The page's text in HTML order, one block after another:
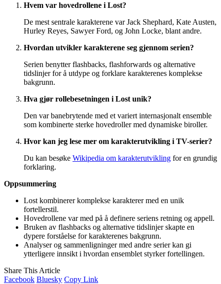
Hvem var hovedrollene i Lost?
De mest sentrale karakterene var Jack Shephard, Kate Austen,
Hurley Reyes, Sawyer Ford, og John Locke, blant andre.
Hvordan utvikler karakterene seg gjennom serien?
Serien benytter flashbacks, flashforwards og alternative
tidslinjer for å utdype og forklare karakterenes komplekse
bakgrunn.
Hva gjør rollebesetningen i Lost unik?
Den var banebrytende med et variert internasjonalt ensemble
som kombinerte sterke hovedroller med dynamiske biroller.
Hvor kan jeg lese mer om karakterutvikling i TV-serier?
Du kan besøke Wikipedia om karakterutvikling for en grundig
forklaring.
Oppsummering
Lost kombinerer komplekse karakterer med en unik
fortellerstil.
Hovedrollene var med på å definere seriens retning og appell.
Bruken av flashbacks og alternative tidslinjer skapte en
dypere forståelse for karakterenes bakgrunn.
Analyser og sammenligninger med andre serier kan gi
ytterligere innsikt i hvordan ensemblet styrker fortellingen.
Share This Article
Facebook Bluesky Copy Link